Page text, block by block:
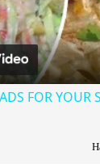
FOR